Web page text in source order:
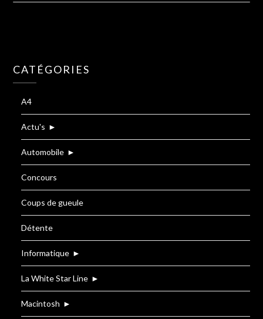
CATÉGORIES
A4
Actu's ►
Automobile ►
Concours
Coups de gueule
Détente
Informatique ►
La White Star Line ►
Macintosh ►